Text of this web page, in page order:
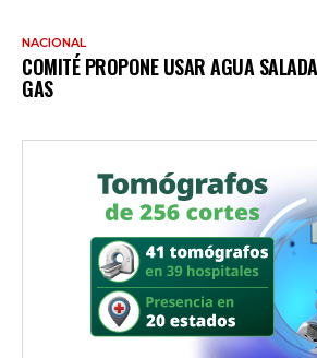
NACIONAL
COMITÉ PROPONE USAR AGUA
GAS